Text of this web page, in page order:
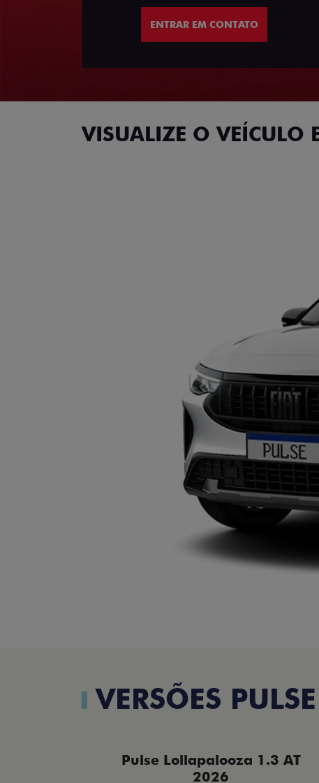
ENTRAR EM CONTATO
VISUALIZE O VEÍCULO
VERSÕES PULSE
Pulse Lollapalooza 1.3 AT
2026